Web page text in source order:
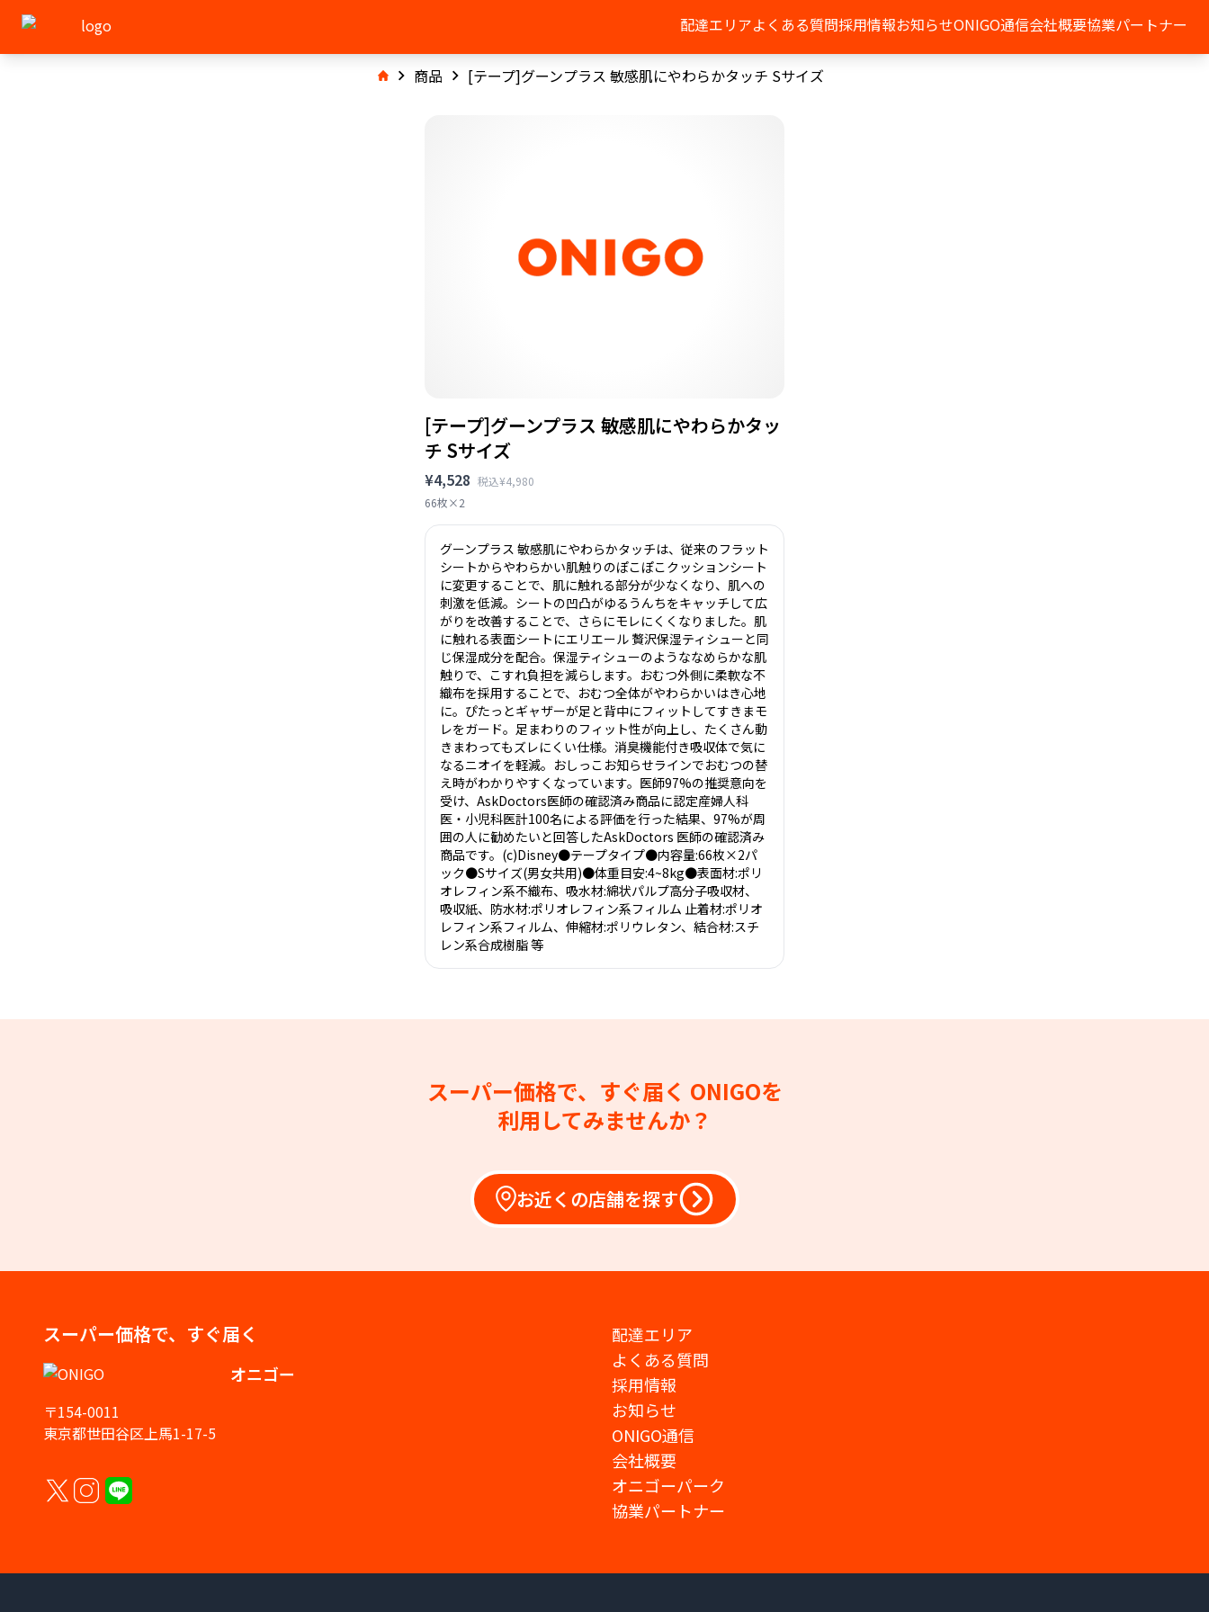
配達エリアよくある質問採用情報お知らせONIGO通信会社概要協業パートナー
商品 [テープ]グーンプラス 敏感肌にやわらかタッチ Sサイズ
[テープ]グーンプラス 敏感肌にやわらかタッ
チ Sサイズ
¥4,528 税込¥4,980
66枚×2
グーンプラス 敏感肌にやわらかタッチは、従来のフラット
シートからやわらかい肌触りのぽこぽこクッションシート
に変更することで、肌に触れる部分が少なくなり、肌への
刺激を低減。シートの凹凸がゆるうんちをキャッチして広
がりを改善することで、さらにモレにくくなりました。肌
に触れる表面シートにエリエール 贅沢保湿ティシューと同
じ保湿成分を配合。保湿ティシューのようななめらかな肌
触りで、こすれ負担を減らします。おむつ外側に柔軟な不
織布を採用することで、おむつ全体がやわらかいはき心地
に。ぴたっとギャザーが足と背中にフィットしてすきまモ
レをガード。足まわりのフィット性が向上し、たくさん動
きまわってもズレにくい仕様。消臭機能付き吸収体で気に
なるニオイを軽減。おしっこお知らせラインでおむつの替
え時がわかりやすくなっています。医師97%の推奨意向を
受け、AskDoctors医師の確認済み商品に認定産婦人科
医・小児科医計100名による評価を行った結果、97%が周
囲の人に勧めたいと回答したAskDoctors 医師の確認済み
商品です。(c)Disney●テープタイプ●内容量:66枚×2パ
ック●Sサイズ(男女共用)●体重目安:4~8kg●表面材:ポリ
オレフィン系不織布、吸水材:綿状パルプ高分子吸収材、
吸収紙、防水材:ポリオレフィン系フィルム 止着材:ポリオ
レフィン系フィルム、伸縮材:ポリウレタン、結合材:スチ
レン系合成樹脂 等
スーパー価格で、すぐ届く ONIGOを
利用してみませんか？
お近くの店舗を探す
スーパー価格で、すぐ届く
オニゴー
〒154-0011
東京都世田谷区上馬1-17-5
配達エリア
よくある質問
採用情報
お知らせ
ONIGO通信
会社概要
オニゴーパーク
協業パートナー